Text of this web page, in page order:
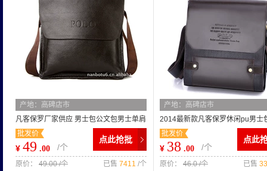
产地：高碑店市
凡客保罗厂家供应 男士包公文包男士单肩
包批发 一件代发河北男包
批发价
¥ 49 .00 /个
点此抢批
已售 7411 /个
原价： 49.00 /个
产地：高碑店市
2014最新款凡客保罗休闲pu男士
斜跨多功能包斜挎包休闲包
批发价
¥ 38 .00 /个
点此
已售
原价： 46.0 /个